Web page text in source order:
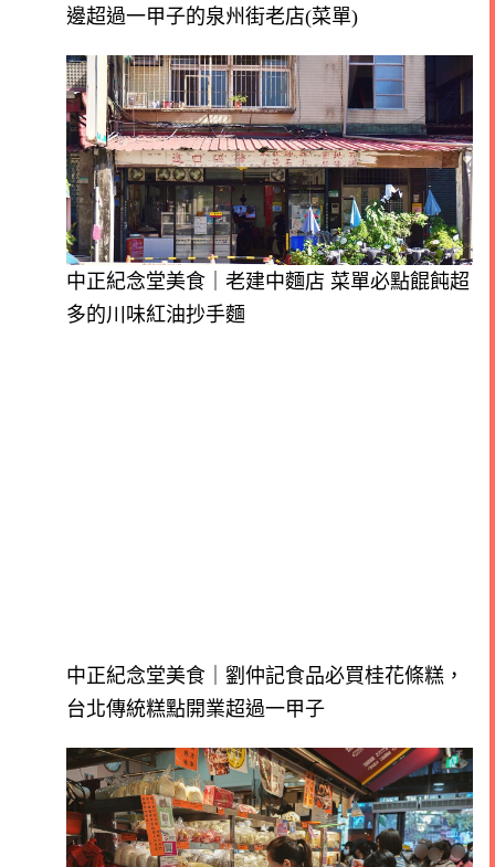
邊超過一甲子的泉州街老店(菜單)
中正紀念堂美食｜老建中麵店 菜單必點餛飩超
多的川味紅油抄手麵
中正紀念堂美食｜劉仲記食品必買桂花條糕，
台北傳統糕點開業超過一甲子